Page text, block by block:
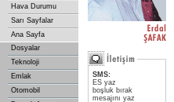
Hava Durumu
Sarı Sayfalar
Ana Sayfa
Dosyalar
Teknoloji
Emlak
Otomobil
SMS:
ES yaz
boşluk bırak
mesajını yaz